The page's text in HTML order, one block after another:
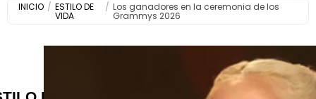
INICIO / ESTILO DE
VIDA
/ Los ganadores en la ceremonia de los
Grammys 2026